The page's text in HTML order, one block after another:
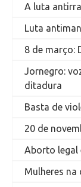
A luta
Luta
8 de março:
Jornegro:
ditadura
Basta de
20 de
Aborto legal
Mulheres